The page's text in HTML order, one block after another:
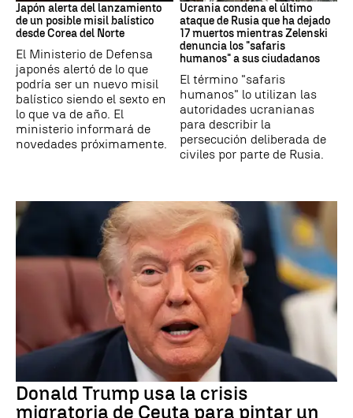
Japón alerta del lanzamiento
de un posible misil balístico
desde Corea del Norte
El Ministerio de Defensa
japonés alertó de lo que
podría ser un nuevo misil
balístico siendo el sexto en
lo que va de año. El
ministerio informará de
novedades próximamente.
Ucrania condena el último
ataque de Rusia que ha dejado
17 muertos mientras Zelenski
denuncia los "safaris
humanos" a sus ciudadanos
El término "safaris
humanos" lo utilizan las
autoridades ucranianas
para describir la
persecución deliberada de
civiles por parte de Rusia.
Donald Trump usa la crisis
migratoria de Ceuta para pintar un